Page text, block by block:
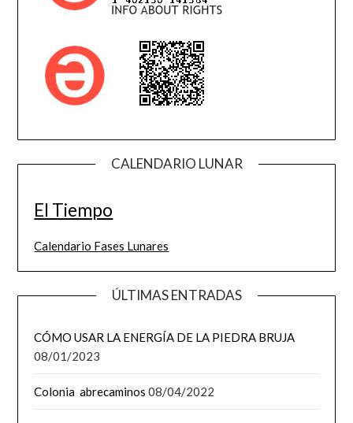
CALENDARIO LUNAR
El Tiempo
Calendario Fases Lunares
ÚLTIMAS ENTRADAS
CÓMO USAR LA ENERGÍA DE LA PIEDRA BRUJA
08/01/2023
Colonia abrecaminos 08/04/2022